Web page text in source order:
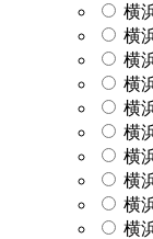
横
横
横
横
横
横
横
横
横
横